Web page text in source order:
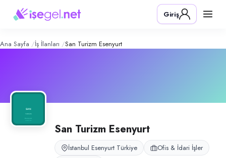
Turizm Esenyurt – Şirket Profili
Konum:
San Turizm, İstanbul Esenyurt’ta ofis yönetimi ve idari işler
Giriş
Ana Sayfa İş İlanları San Turizm Esenyurt
San Turizm Esenyurt
İstanbul Esenyurt Türkiye
Ofis & İdari İşler